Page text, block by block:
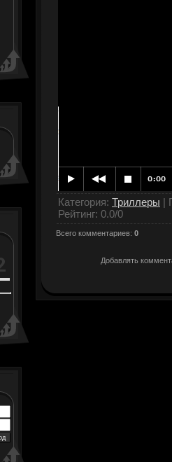
Категория: Триллеры |
Рейтинг: 0.0/0
Всего комментариев: 0
Добавлять